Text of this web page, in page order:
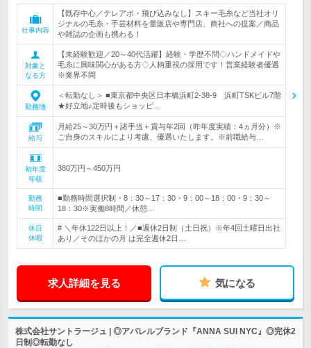
仕事内容
【既存中心／テレアポ・飛び込みなし】スキー毛糸など当社オリ
ジナルの毛糸・手芸材料を量販店や専門店、商社への提案／商品
や雑誌の企画も携わる！
対象と
なる方
【未経験歓迎／20～40代活躍】経験・学歴不問◇ハンドメイドや
毛糸に興味関心がある方◇人柄重視の採用です！営業経験者優遇
※業界不問
勤務地
＜転勤なし＞ ■東京都中央区日本橋浜町2-38-9 浜町TSKビル7階
★好立地♪定時後もショッピ…
給与
月給25～30万円＋諸手当＋賞与年2回（昨年度実績：4ヵ月分）※
ご自身のスキルにより考慮、優遇いたします。※前職給与…
初年度
年収
380万円～450万円
勤務
時間
■勤務時間選択制・8：30～17：30・9：00～18：00・9：30～
18：30※実働8時間／休憩…
休日
休暇
# ＼年休122日以上！／■週休2日制（土日祝）※年4回土曜日出社
あり／そのほかの月 は完全週休2日…
求人詳細を見る 気になる
株式会社サントラージュ | ◎アパレルブランド『ANNA SUI NYC』◎完休2
日制◎転勤なし